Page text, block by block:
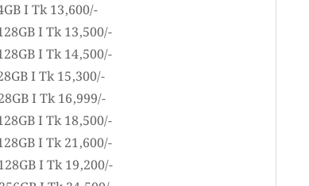
I Tk 13,600/-
I Tk 13,500/-
I Tk 14,500/-
I Tk 15,300/-
I Tk 16,999/-
I Tk 18,500/-
I Tk 21,600/-
I Tk 19,200/-